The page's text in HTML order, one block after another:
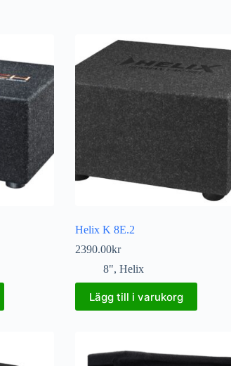
Helix K 8E.2
2390.00kr
8", Helix
Lägg till i varukorg